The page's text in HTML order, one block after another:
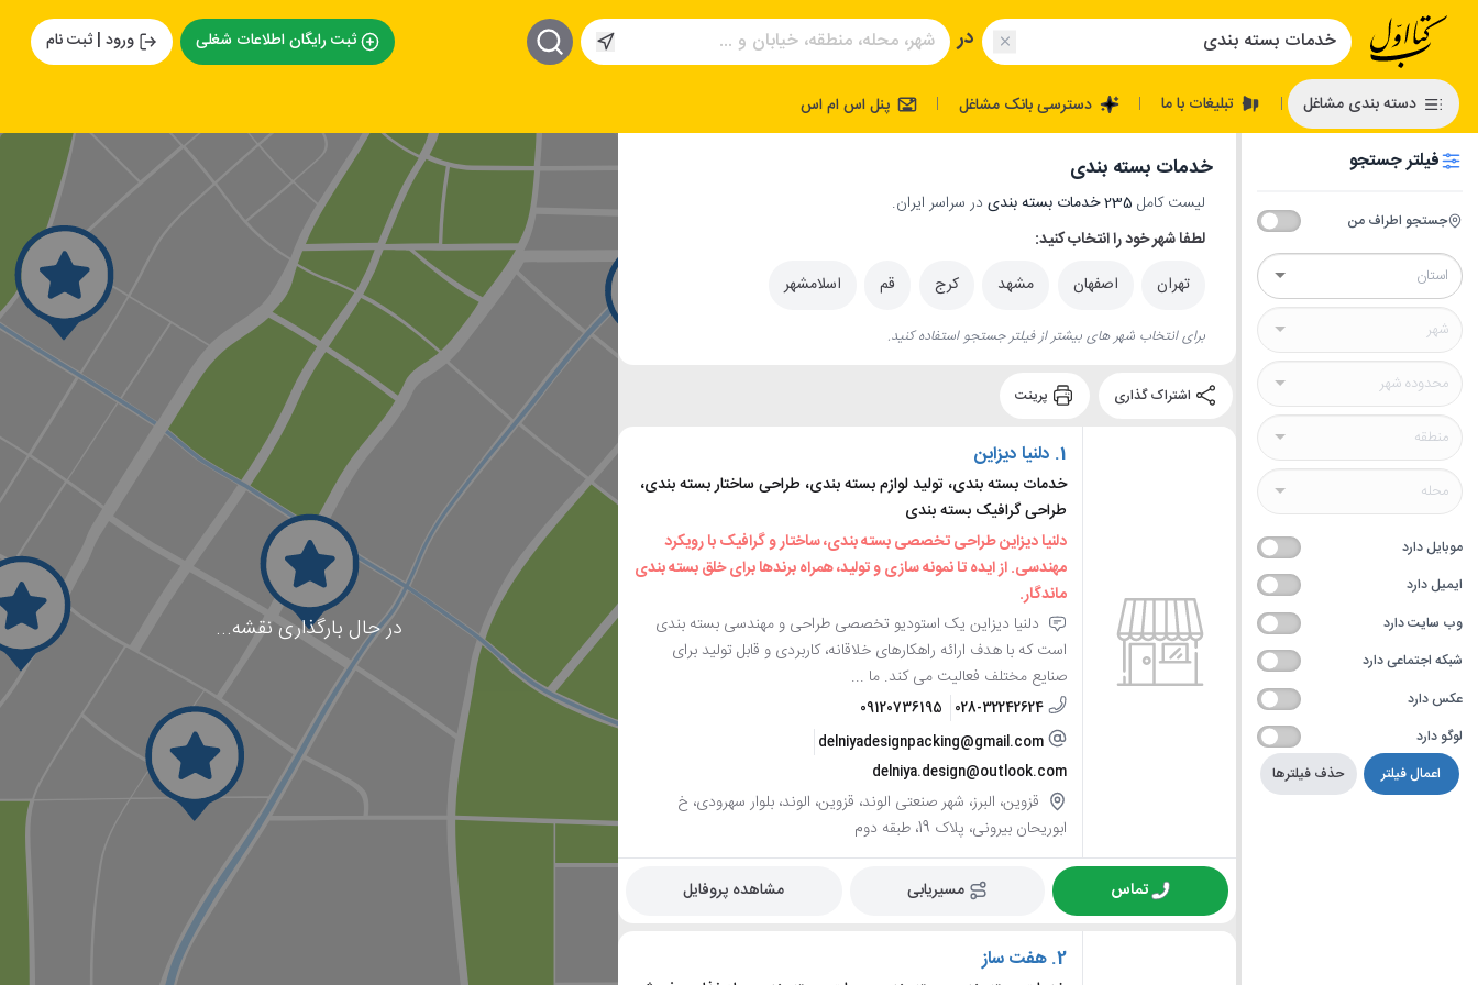
در ثبت رایگان اطلاعات شغلی ورود | ثبت نام
دسته بندی مشاغل | تبلیغات با ما | دسترسی بانک مشاغل | پنل اس ام اس
فیلتر جستجو
جستجو اطراف من
موبایل دارد
ایمیل دارد
وب سایت دارد
شبکه اجتماعی دارد
عکس دارد
لوگو دارد
حذف فیلترها
اعمال فیلتر
خدمات بسته بندی
لیست کامل 235 خدمات بسته بندی
در سراسر ایران.
لطفا شهر خود را انتخاب کنید:
تهران
اصفهان مشهد کرج قم اسلامشهر
برای انتخاب شهر های بیشتر از فیلتر جستجو استفاده کنید.
1. دلنیا دیزاین
خدمات بسته بندی، تولید لوازم بسته بندی، طراحی ساختار بسته بندی،
طراحی گرافیک بسته بندی
دلنیا دیزاین طراحی تخصصی بسته بندی، ساختار و گرافیک با رویکرد
مهندسی. از ایده تا نمونه سازی و تولید، همراه برندها برای خلق بسته بندی
ماندگار.
دلنیا دیزاین یک استودیو تخصصی طراحی و مهندسی بسته بندی
است که با هدف ارائه راهکارهای خلاقانه، کاربردی و قابل تولید برای
صنایع مختلف فعالیت می کند. ما ...
028-32242624
09120736195
delniyadesignpacking@gmail.com
delniya.design@outlook.com
قزوین، البرز، شهر صنعتی الوند، قزوین، الوند، بلوار سهرودی، خ
ابوریحان بیرونی، پلاک 19، طبقه دوم
تماس مسیریابی مشاهده پروفایل
2. هفت ساز
در حال بارگذاری نقشه...